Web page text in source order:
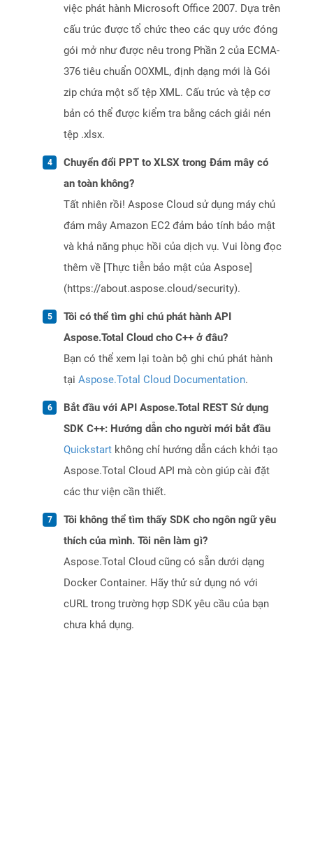
việc phát hành Microsoft Office 2007. Dựa trên
cấu trúc được tổ chức theo các quy ước đóng
gói mở như được nêu trong Phần 2 của ECMA-
376 tiêu chuẩn OOXML, định dạng mới là Gói
zip chứa một số tệp XML. Cấu trúc và tệp cơ
bản có thể được kiểm tra bằng cách giải nén
tệp .xlsx.
Chuyển đổi PPT to XLSX trong Đám mây có
an toàn không?
Tất nhiên rồi! Aspose Cloud sử dụng máy chủ
đám mây Amazon EC2 đảm bảo tính bảo mật
và khả năng phục hồi của dịch vụ. Vui lòng đọc
thêm về [Thực tiễn bảo mật của Aspose]
(https://about.aspose.cloud/security).
Tôi có thể tìm ghi chú phát hành API
Aspose.Total Cloud cho C++ ở đâu?
Bạn có thể xem lại toàn bộ ghi chú phát hành
tại Aspose.Total Cloud Documentation.
Bắt đầu với API Aspose.Total REST Sử dụng
SDK C++: Hướng dẫn cho người mới bắt đầu
Quickstart không chỉ hướng dẫn cách khởi tạo
Aspose.Total Cloud API mà còn giúp cài đặt
các thư viện cần thiết.
Tôi không thể tìm thấy SDK cho ngôn ngữ yêu
thích của mình. Tôi nên làm gì?
Aspose.Total Cloud cũng có sẵn dưới dạng
Docker Container. Hãy thử sử dụng nó với
cURL trong trường hợp SDK yêu cầu của bạn
chưa khả dụng.